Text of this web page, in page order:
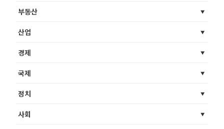
부동산
산업
경제
국제
정치
사회